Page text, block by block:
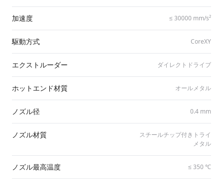
加速度 ≤ 30000 mm/​s²
駆動方式 CoreXY
エクストルーダー ダイレクトドライブ
ホットエンド材質 オールメタル
ノズル径 0.4 mm
ノズル材質
スチールチップ付きトライ
メタル
ノズル最高温度 ≤ 350 ℃